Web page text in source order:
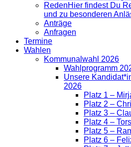
RedenHier findest Du
und zu besonderen
Anträge
Anfragen
Termine
Wahlen
Kommunalwahl 2026
Wahlprogramm
Unsere
2026
Platz 1 –
Platz 2 –
Platz 3 –
Platz 4 –
Platz 5 –
Platz 6 –